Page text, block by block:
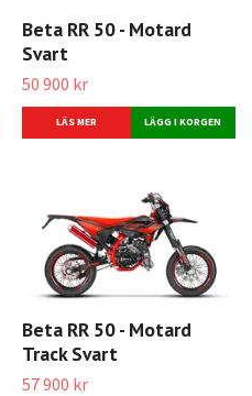
Beta RR 50 - Motard
Svart
50 900 kr
LÄS MER
Beta RR 50 - Motard
Track Svart
57 900 kr